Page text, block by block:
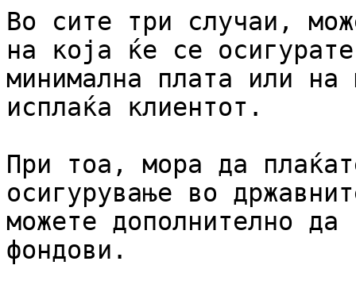
Во сите три случаи,
на која ќе се
минимална плата или
исплаќа клиентот.
При тоа, мора да
осигурување во
можете дополнително
фондови.